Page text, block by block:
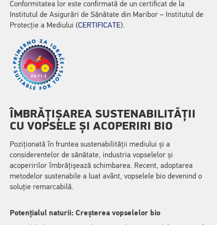
Conformitatea lor este confirmată de un certificat de la
Institutul de Asigurări de Sănătate din Maribor – Institutul de
Protecție a Mediului (CERTIFICATE).
ÎMBRĂȚIȘAREA SUSTENABILITĂȚII
CU VOPSELE ȘI ACOPERIRI BIO
Poziționată în fruntea sustenabilității mediului și a
considerentelor de sănătate, industria vopselelor și
acoperirilor îmbrățișează schimbarea. Recent, adoptarea
metodelor sustenabile a luat avânt, vopselele bio devenind o
soluție remarcabilă.
Potențialul naturii: Creșterea vopselelor bio